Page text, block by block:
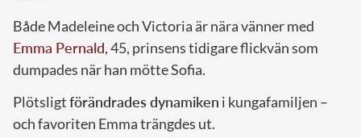
Både Madeleine och Victoria är nära vänner med
Emma Pernald, 45, prinsens tidigare flickvän som
dumpades när han mötte Sofia.
Plötsligtförändrades dynamiken i kungafamiljen –
och favoriten Emma trängdes ut.